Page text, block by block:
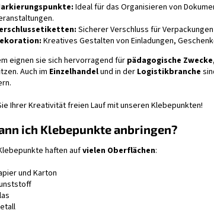
Ideal für das Organisieren von
Sicherer Verschluss für
Kreatives Gestalten von Einladungen,
eignen sie sich hervorragend für pädagogische Zwecke
Auch im Einzelhandelund in der Logistikbranche
Ihrer Kreativität freien Lauf mit unseren Klebepunkten!
ich Klebepunkte anbringen?
haften aufvielen Oberflächen:
und Karton